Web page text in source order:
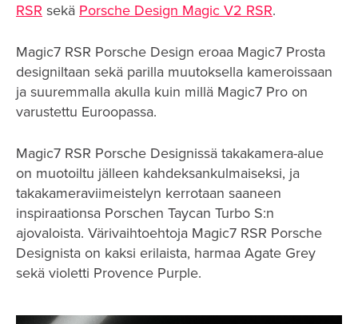
RSR sekä Porsche Design Magic V2 RSR.
Magic7 RSR Porsche Design eroaa Magic7 Prosta
designiltaan sekä parilla muutoksella kameroissaan
ja suuremmalla akulla kuin millä Magic7 Pro on
varustettu Euroopassa.
Magic7 RSR Porsche Designissä takakamera-alue
on muotoiltu jälleen kahdeksankulmaiseksi, ja
takakameraviimeistelyn kerrotaan saaneen
inspiraationsa Porschen Taycan Turbo S:n
ajovaloista. Värivaihtoehtoja Magic7 RSR Porsche
Designista on kaksi erilaista, harmaa Agate Grey
sekä violetti Provence Purple.